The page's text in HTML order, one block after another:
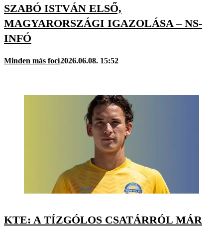
SZABÓ ISTVÁN ELSŐ,
MAGYARORSZÁGI IGAZOLÁSA – NS-
INFÓ
Minden más foci2026.06.08. 15:52
KTE: A TÍZGÓLOS CSATÁRRÓL MÁR